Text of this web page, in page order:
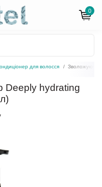
0
для волосся Зволожуючий
Deeply hydrating